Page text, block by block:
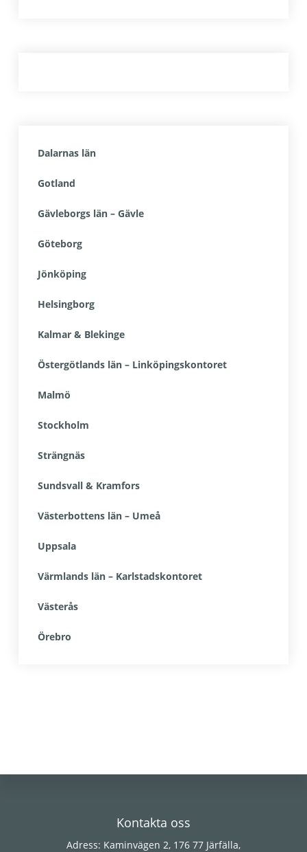
Dalarnas län
Gotland
Gävleborgs län – Gävle
Göteborg
Jönköping
Helsingborg
Kalmar & Blekinge
Östergötlands län – Linköpingskontoret
Malmö
Stockholm
Strängnäs
Sundsvall & Kramfors
Västerbottens län – Umeå
Uppsala
Värmlands län – Karlstadskontoret
Västerås
Örebro
Kontakta oss
Adress: Kaminvägen 2, 176 77 Järfälla,